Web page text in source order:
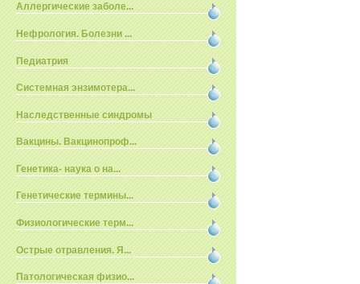
Аллергические заболе...
Нефрология. Болезни ...
Педиатрия
Системная энзимотера...
Наследственные синдромы
Вакцины. Вакцинопроф...
Генетика- наука о на...
Генетические термины...
Физиологические терм...
Острые отравления. Я...
Патологическая физио...